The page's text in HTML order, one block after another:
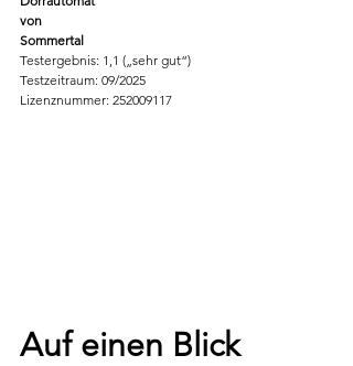
von
Sommertal
Testergebnis: 1,1 („sehr gut“)
Testzeitraum: 09/2025
Lizenznummer: 252009117
Auf einen Blick